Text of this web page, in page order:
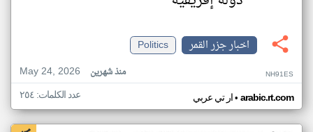
اخبار جزر القمر
Politics
May 24, 2026
منذ شهرين NH91ES
ار تي عربي• arabic.rt.com عدد الكلمات: ٢٥٤